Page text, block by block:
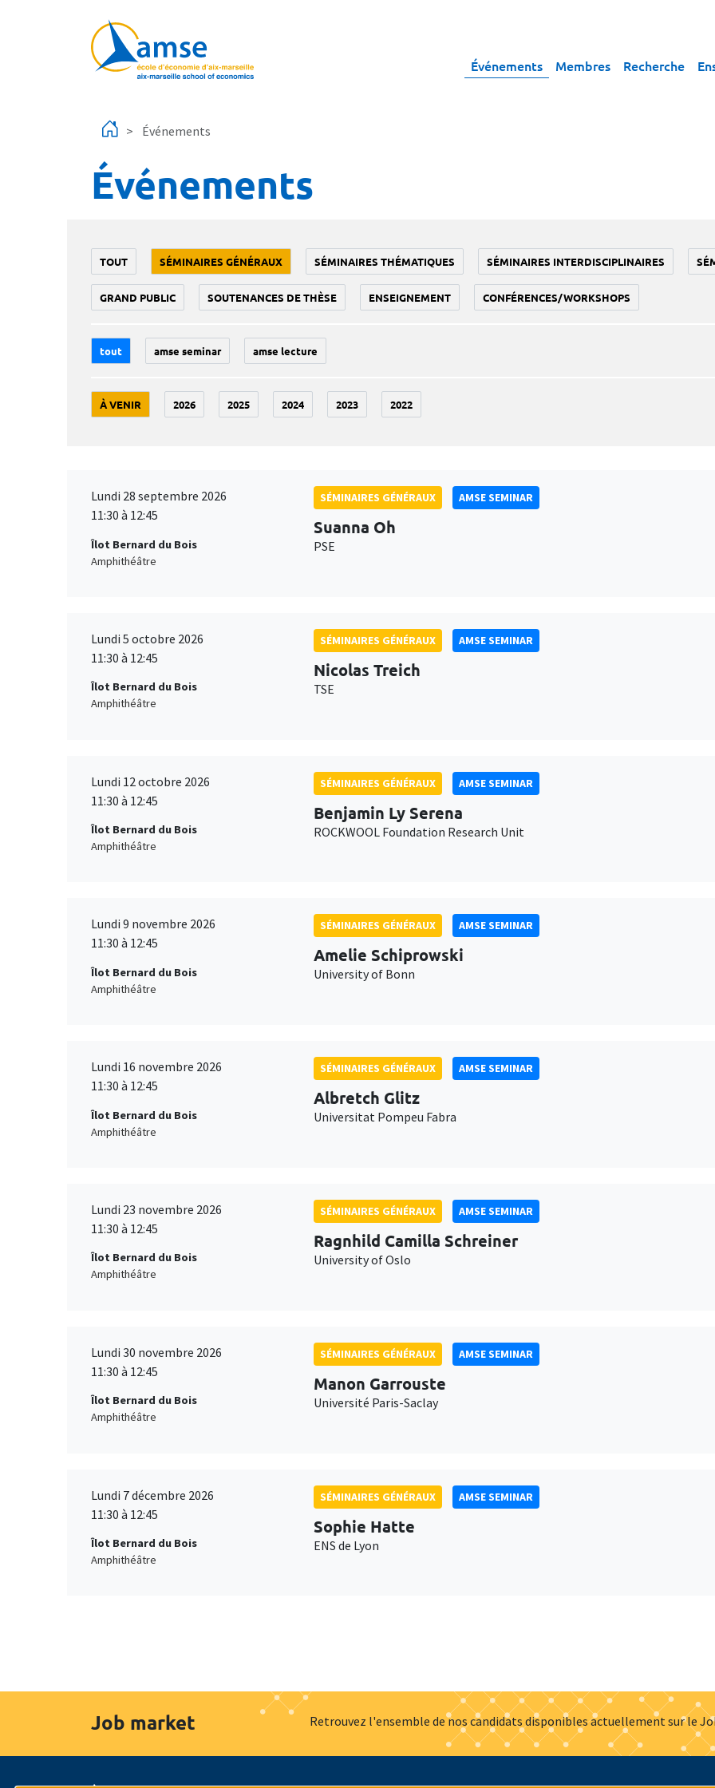
Événements Membres Recherche
Événements
Événements
TOUT SÉMINAIRES GÉNÉRAUX SÉMINAIRES THÉMATIQUES SÉMINAIRES INTERDISCIPLINAIRES
GRAND PUBLIC SOUTENANCES DE THÈSE ENSEIGNEMENT CONFÉRENCES/WORKSHOPS
tout amse seminar amse lecture
À VENIR 2026 2025 2024 2023 2022
Lundi 28 septembre 2026
11:30 à 12:45
Îlot Bernard du Bois
Amphithéâtre
SÉMINAIRES GÉNÉRAUX AMSE SEMINAR
Suanna Oh
PSE
Lundi 5 octobre 2026
11:30 à 12:45
Îlot Bernard du Bois
Amphithéâtre
SÉMINAIRES GÉNÉRAUX AMSE SEMINAR
Nicolas Treich
TSE
Lundi 12 octobre 2026
11:30 à 12:45
Îlot Bernard du Bois
Amphithéâtre
SÉMINAIRES GÉNÉRAUX AMSE SEMINAR
Benjamin Ly Serena
ROCKWOOL Foundation Research Unit
Lundi 9 novembre 2026
11:30 à 12:45
Îlot Bernard du Bois
Amphithéâtre
SÉMINAIRES GÉNÉRAUX AMSE SEMINAR
Amelie Schiprowski
University of Bonn
Lundi 16 novembre 2026
11:30 à 12:45
Îlot Bernard du Bois
Amphithéâtre
SÉMINAIRES GÉNÉRAUX AMSE SEMINAR
Albretch Glitz
Universitat Pompeu Fabra
Lundi 23 novembre 2026
11:30 à 12:45
Îlot Bernard du Bois
Amphithéâtre
SÉMINAIRES GÉNÉRAUX AMSE SEMINAR
Ragnhild Camilla Schreiner
University of Oslo
Lundi 30 novembre 2026
11:30 à 12:45
Îlot Bernard du Bois
Amphithéâtre
SÉMINAIRES GÉNÉRAUX AMSE SEMINAR
Manon Garrouste
Université Paris-Saclay
Lundi 7 décembre 2026
11:30 à 12:45
Îlot Bernard du Bois
Amphithéâtre
SÉMINAIRES GÉNÉRAUX AMSE SEMINAR
Sophie Hatte
ENS de Lyon
Job market Retrouvez l'ensemble de nos candidats disponibles actuellement sur le